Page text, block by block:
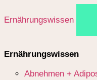
Ernährungswissen
Ernährungswissen
Abnehmen +